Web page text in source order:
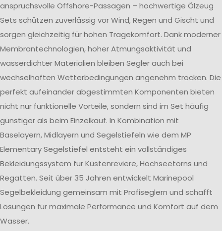
anspruchsvolle Offshore-Passagen – hochwertige Ölzeug
Sets schützen zuverlässig vor Wind, Regen und Gischt und
sorgen gleichzeitig für hohen Tragekomfort. Dank moderner
Membrantechnologien, hoher Atmungsaktivität und
wasserdichter Materialien bleiben Segler auch bei
wechselhaften Wetterbedingungen angenehm trocken. Die
perfekt aufeinander abgestimmten Komponenten bieten
nicht nur funktionelle Vorteile, sondern sind im Set häufig
günstiger als beim Einzelkauf. In Kombination mit
Baselayern, Midlayern und Segelstiefeln wie dem MP
Elementary Segelstiefel entsteht ein vollständiges
Bekleidungssystem für Küstenreviere, Hochseetörns und
Regatten. Seit über 35 Jahren entwickelt Marinepool
Segelbekleidung gemeinsam mit Profiseglern und schafft
Lösungen für maximale Performance und Komfort auf dem
Wasser.